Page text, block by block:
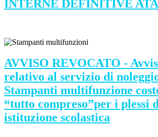
INTERNE DEFINITIVE ATA
AVVISO REVOCATO -
relativo al servizio di
Stampanti multifunzione
“tutto compreso”per i plessi
istituzione scolastica